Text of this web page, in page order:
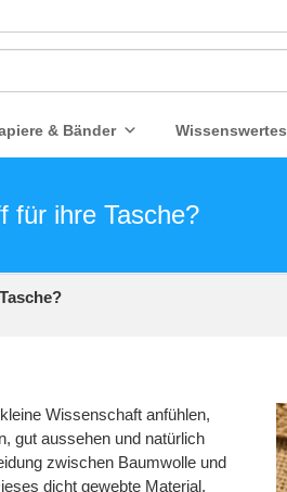
& Bänder Wissenswertes
für ihre Tasche?
Wissenschaft anfühlen,
gut aussehen und natürlich
zwischen Baumwolle und
dicht gewebte Material,